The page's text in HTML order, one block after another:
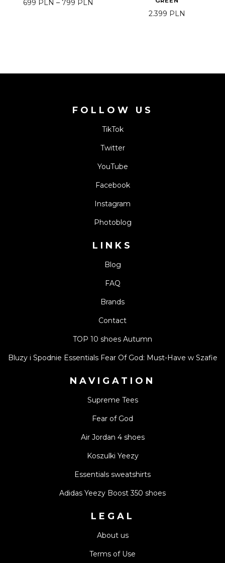
699 PLN – 799 PLN Price range: 699 PLN through 799
2.399 PLN
FOLLOW US
TikTok
Twitter
YouTube
Facebook
Instagram
Photoblog
LINKS
Blog
FAQ
Brands
Contact
TOP 10 shoes Autumn
Bluzy i Spodnie Essentials Fear Of God: Must-Have w Szafie
NAVIGATION
Supreme Tees
Fear of God
Air Jordan 4 shoes
Koszulki Yeezy
Essentials sweatshirts
Adidas Yeezy Boost 350 shoes
LEGAL
About us
Terms of Use